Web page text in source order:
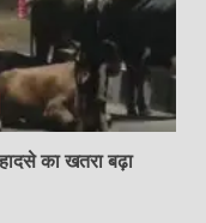
का खतरा बढ़ा